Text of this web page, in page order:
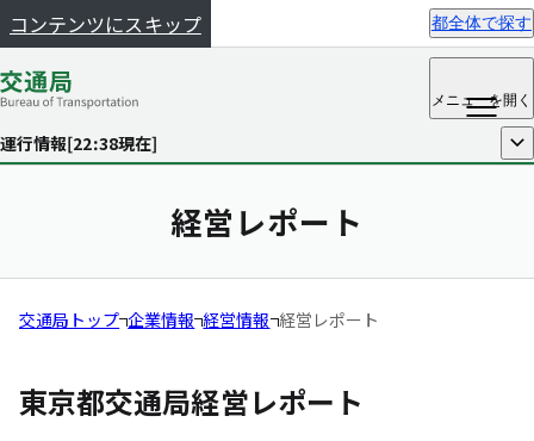
コンテンツにスキップ 都全体で探す
メニューを開く
運行情報[22:38現在] 開く
経営レポート
交通局トップ 企業情報 経営情報 経営レポート
東京都交通局経営レポート